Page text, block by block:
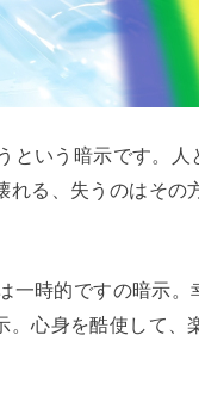
という暗示です。人
れる、失うのはその
一時的ですの暗示。
。心身を酷使して、